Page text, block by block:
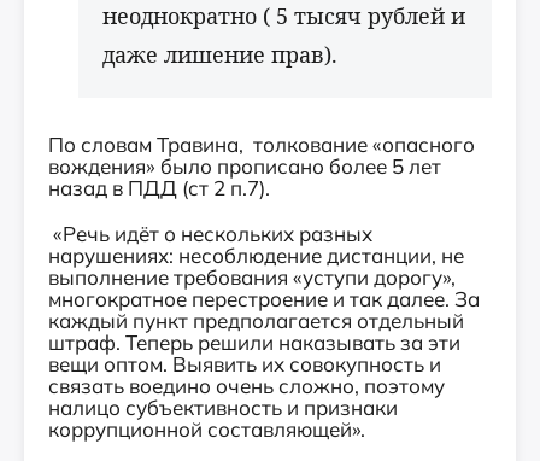
неоднократно ( 5 тысяч рублей и
даже лишение прав).
По словам Травина, толкование «опасного
вождения» было прописано более 5 лет
назад в ПДД (ст 2 п.7).
«Речь идёт о нескольких разных
нарушениях: несоблюдение дистанции, не
выполнение требования «уступи дорогу»,
многократное перестроение и так далее. За
каждый пункт предполагается отдельный
штраф. Теперь решили наказывать за эти
вещи оптом. Выявить их совокупность и
связать воедино очень сложно, поэтому
налицо субъективность и признаки
коррупционной составляющей».